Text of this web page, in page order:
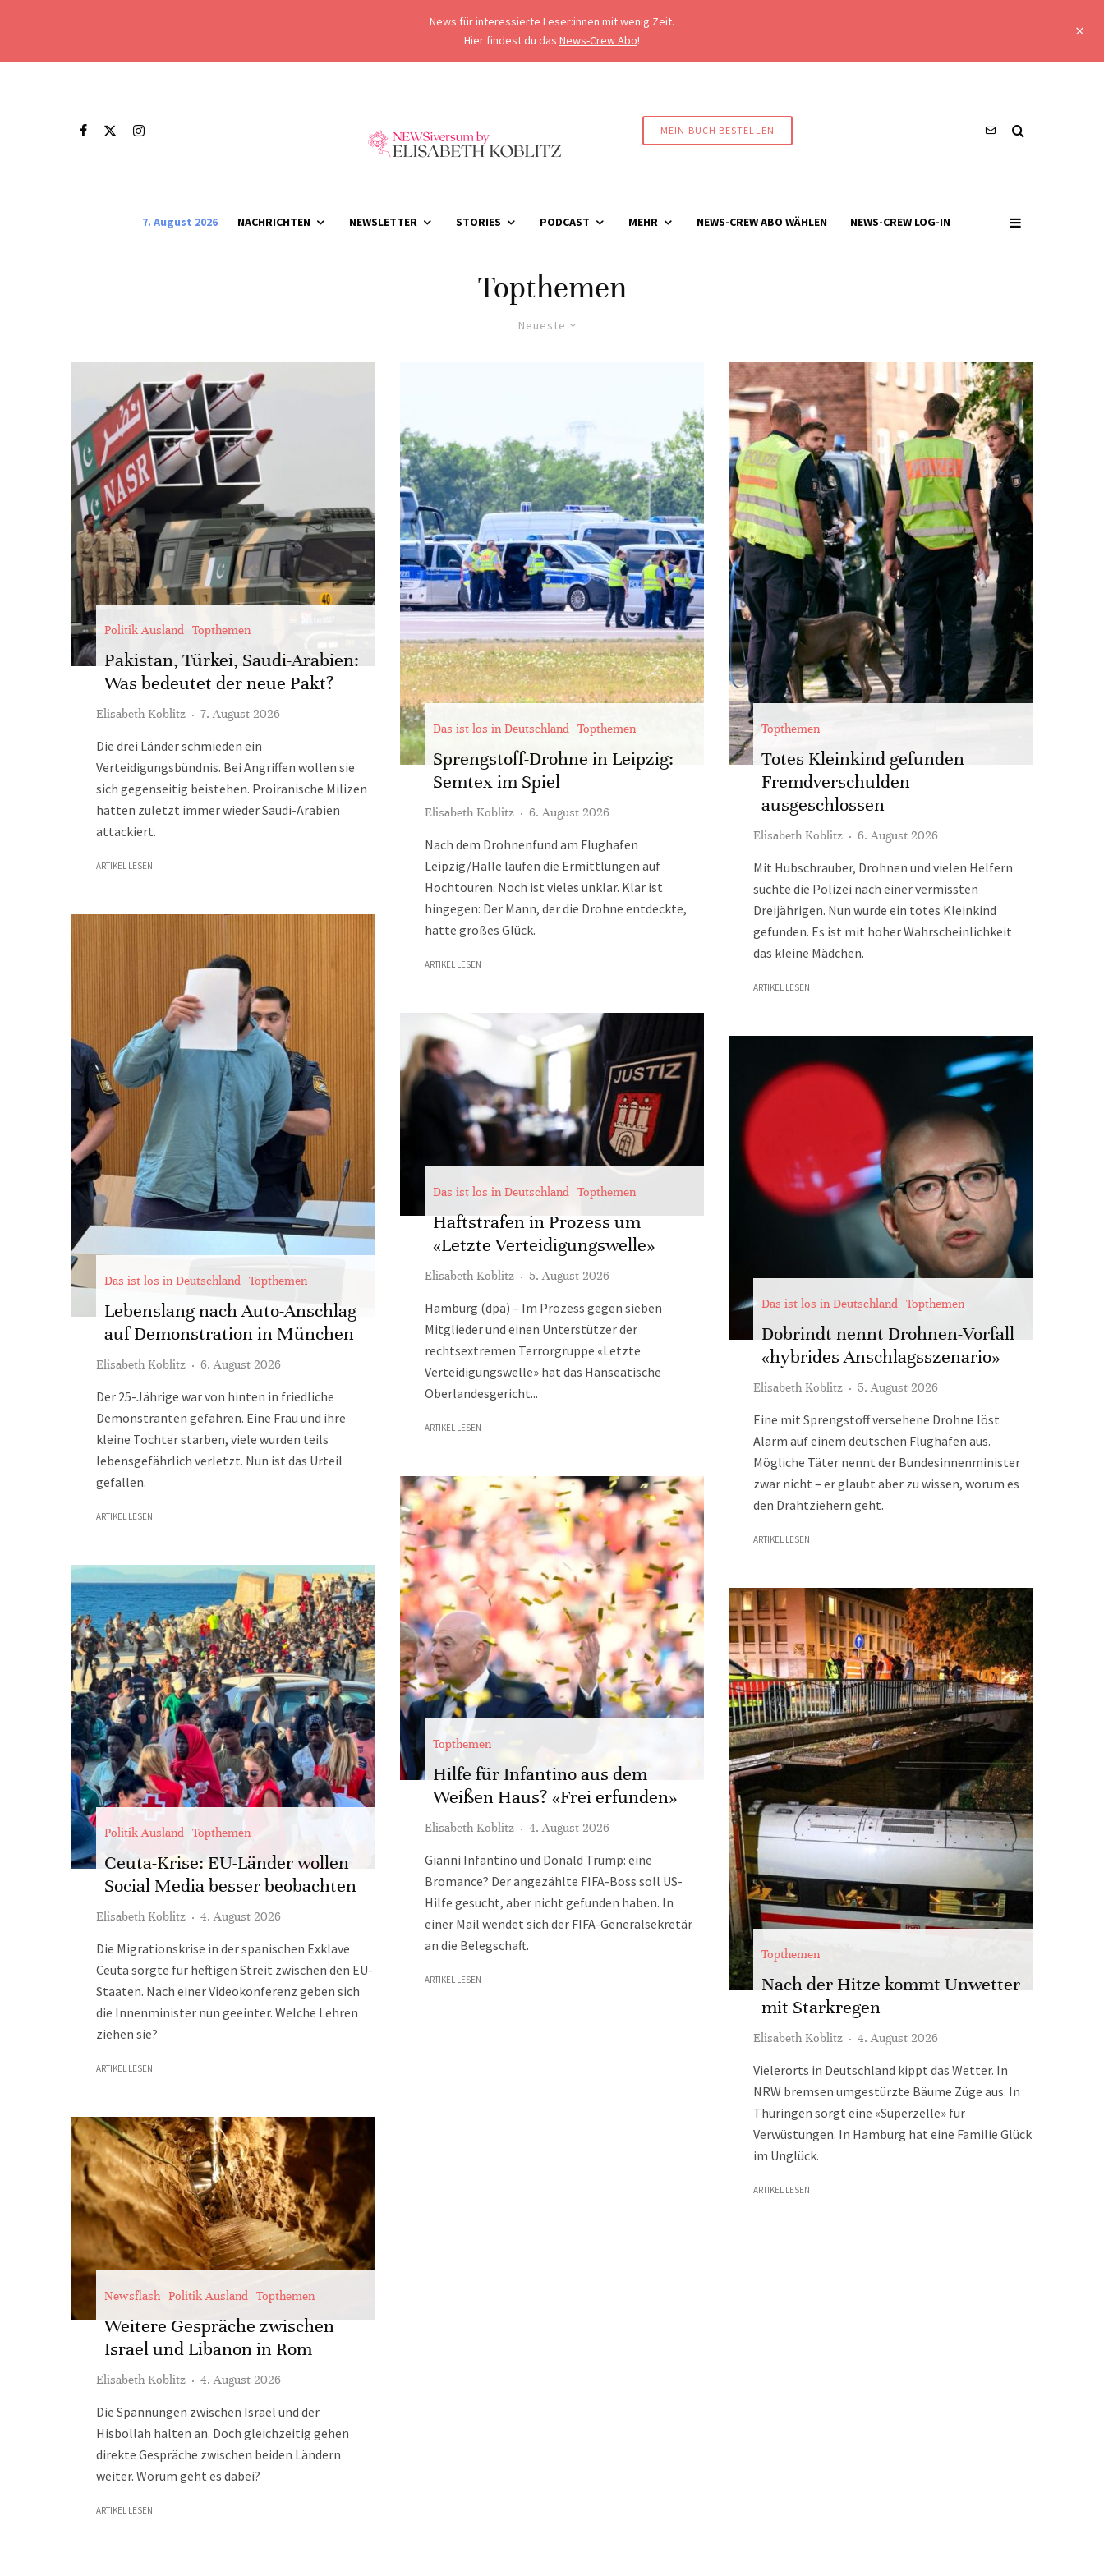
News für interessierte Leser:innen mit wenig Zeit.
Hier findest du das News-Crew Abo!
MEIN BUCH BESTELLEN
7. August 2026 NACHRICHTEN NEWSLETTER STORIES PODCAST MEHR NEWS-CREW ABO WÄHLEN NEWS-CREW LOG-IN
Topthemen
Neueste
Politik Ausland Topthemen
Pakistan, Türkei, Saudi-Arabien:
Was bedeutet der neue Pakt?
Elisabeth Koblitz · 7. August 2026
Die drei Länder schmieden ein
Verteidigungsbündnis. Bei Angriffen wollen sie
sich gegenseitig beistehen. Proiranische Milizen
hatten zuletzt immer wieder Saudi-Arabien
attackiert.
ARTIKEL LESEN
Das ist los in Deutschland Topthemen
Lebenslang nach Auto-Anschlag
auf Demonstration in München
Elisabeth Koblitz · 6. August 2026
Der 25-Jährige war von hinten in friedliche
Demonstranten gefahren. Eine Frau und ihre
kleine Tochter starben, viele wurden teils
lebensgefährlich verletzt. Nun ist das Urteil
gefallen.
ARTIKEL LESEN
Politik Ausland Topthemen
Ceuta-Krise: EU-Länder wollen
Social Media besser beobachten
Elisabeth Koblitz · 4. August 2026
Die Migrationskrise in der spanischen Exklave
Ceuta sorgte für heftigen Streit zwischen den EU-
Staaten. Nach einer Videokonferenz geben sich
die Innenminister nun geeinter. Welche Lehren
ziehen sie?
ARTIKEL LESEN
Newsflash Politik Ausland Topthemen
Weitere Gespräche zwischen
Israel und Libanon in Rom
Elisabeth Koblitz · 4. August 2026
Die Spannungen zwischen Israel und der
Hisbollah halten an. Doch gleichzeitig gehen
direkte Gespräche zwischen beiden Ländern
weiter. Worum geht es dabei?
ARTIKEL LESEN
Das ist los in Deutschland Topthemen
Sprengstoff-Drohne in Leipzig:
Semtex im Spiel
Elisabeth Koblitz · 6. August 2026
Nach dem Drohnenfund am Flughafen
Leipzig/Halle laufen die Ermittlungen auf
Hochtouren. Noch ist vieles unklar. Klar ist
hingegen: Der Mann, der die Drohne entdeckte,
hatte großes Glück.
ARTIKEL LESEN
Das ist los in Deutschland Topthemen
Haftstrafen in Prozess um
«Letzte Verteidigungswelle»
Elisabeth Koblitz · 5. August 2026
Hamburg (dpa) – Im Prozess gegen sieben
Mitglieder und einen Unterstützer der
rechtsextremen Terrorgruppe «Letzte
Verteidigungswelle» hat das Hanseatische
Oberlandesgericht...
ARTIKEL LESEN
Topthemen
Hilfe für Infantino aus dem
Weißen Haus? «Frei erfunden»
Elisabeth Koblitz · 4. August 2026
Gianni Infantino und Donald Trump: eine
Bromance? Der angezählte FIFA-Boss soll US-
Hilfe gesucht, aber nicht gefunden haben. In
einer Mail wendet sich der FIFA-Generalsekretär
an die Belegschaft.
ARTIKEL LESEN
Topthemen
Totes Kleinkind gefunden –
Fremdverschulden
ausgeschlossen
Elisabeth Koblitz · 6. August 2026
Mit Hubschrauber, Drohnen und vielen Helfern
suchte die Polizei nach einer vermissten
Dreijährigen. Nun wurde ein totes Kleinkind
gefunden. Es ist mit hoher Wahrscheinlichkeit
das kleine Mädchen.
ARTIKEL LESEN
Das ist los in Deutschland Topthemen
Dobrindt nennt Drohnen-Vorfall
«hybrides Anschlagsszenario»
Elisabeth Koblitz · 5. August 2026
Eine mit Sprengstoff versehene Drohne löst
Alarm auf einem deutschen Flughafen aus.
Mögliche Täter nennt der Bundesinnenminister
zwar nicht – er glaubt aber zu wissen, worum es
den Drahtziehern geht.
ARTIKEL LESEN
Topthemen
Nach der Hitze kommt Unwetter
mit Starkregen
Elisabeth Koblitz · 4. August 2026
Vielerorts in Deutschland kippt das Wetter. In
NRW bremsen umgestürzte Bäume Züge aus. In
Thüringen sorgt eine «Superzelle» für
Verwüstungen. In Hamburg hat eine Familie Glück
im Unglück.
ARTIKEL LESEN